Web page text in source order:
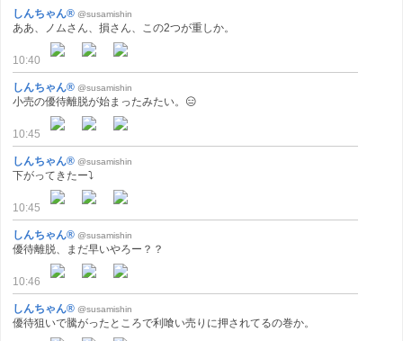
しんちゃん® @susamishin
ああ、ノムさん、損さん、この2つが重しか。
10:40
しんちゃん® @susamishin
小売の優待離脱が始まったみたい。😑
10:45
しんちゃん® @susamishin
下がってきたー⤵
10:45
しんちゃん® @susamishin
優待離脱、まだ早いやろー？？
10:46
しんちゃん® @susamishin
優待狙いで騰がったところで利喰い売りに押されてるの巻か。